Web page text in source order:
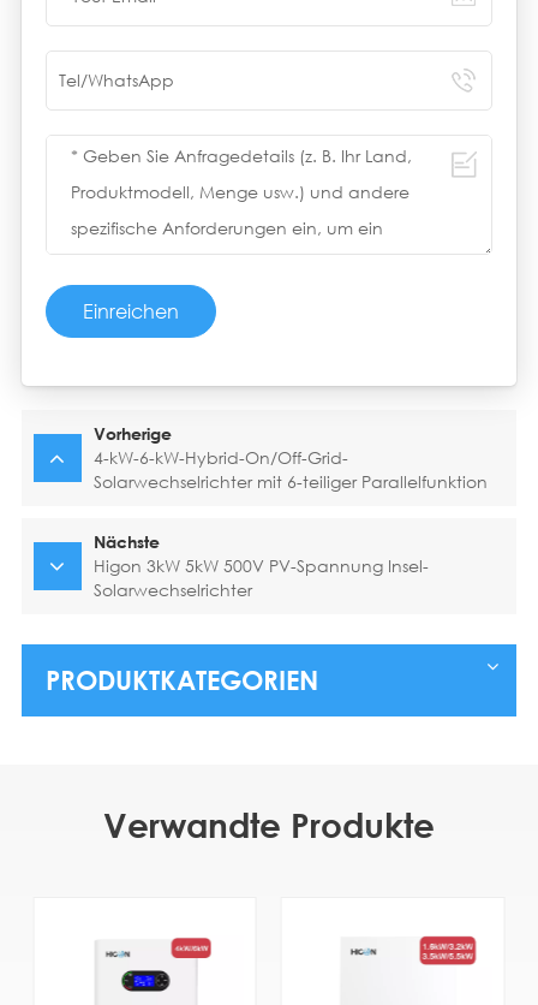
Einreichen
Vorherige
4-kW-6-kW-Hybrid-On/Off-Grid-
Solarwechselrichter mit 6-teiliger Parallelfunktion
Nächste
Higon 3kW 5kW 500V PV-Spannung Insel-
Solarwechselrichter
PRODUKTKATEGORIEN
Verwandte Produkte